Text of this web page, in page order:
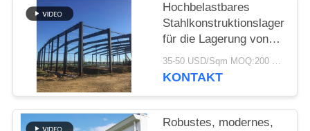
STÖRUNGS-
LÖSUNG
BLOG
SITEMAP
Hochbelastbares
Stahlkonstruktionslager
für die Lagerung von
Zementwerken
35-50 USD/Sqm MOQ:200 sqm
KONTAKT
Robustes, modernes,